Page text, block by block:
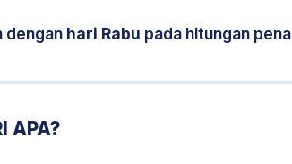
dengan hari Rabu pada hitungan
APA?